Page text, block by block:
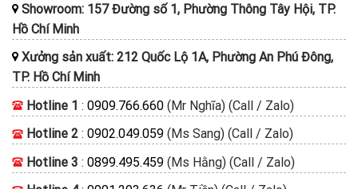
Showroom: 157 Đường số 1, Phường Thông Tây Hội, TP.
Hồ Chí Minh
Xưởng sản xuất: 212 Quốc Lộ 1A, Phường An Phú Đông,
TP. Hồ Chí Minh
Hotline 1 : 0909.766.660 (Mr Nghĩa) (Call / Zalo)
Hotline 2 : 0902.049.059 (Ms Sang) (Call / Zalo)
Hotline 3 : 0899.495.459 (Ms Hằng) (Call / Zalo)